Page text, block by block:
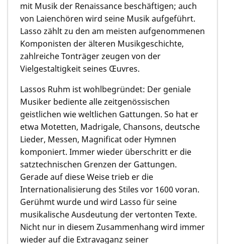
mit Musik der Renaissance beschäftigen; auch
von Laienchören wird seine Musik aufgeführt.
Lasso zählt zu den am meisten aufgenommenen
Komponisten der älteren Musikgeschichte,
zahlreiche Tonträger zeugen von der
Vielgestaltigkeit seines Œuvres.
Lassos Ruhm ist wohlbegründet: Der geniale
Musiker bediente alle zeitgenössischen
geistlichen wie weltlichen Gattungen. So hat er
etwa Motetten, Madrigale, Chansons, deutsche
Lieder, Messen, Magnificat oder Hymnen
komponiert. Immer wieder überschritt er die
satztechnischen Grenzen der Gattungen.
Gerade auf diese Weise trieb er die
Internationalisierung des Stiles vor 1600 voran.
Gerühmt wurde und wird Lasso für seine
musikalische Ausdeutung der vertonten Texte.
Nicht nur in diesem Zusammenhang wird immer
wieder auf die Extravaganz seiner